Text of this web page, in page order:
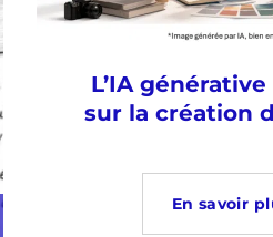
L’IA
sur la création
En savoir